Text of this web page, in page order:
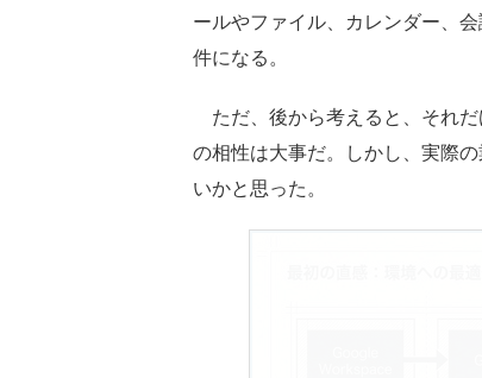
ールやファイル、カレンダー、
件になる。
ただ、後から考えると、それ
の相性は大事だ。しかし、実際
いかと思った。